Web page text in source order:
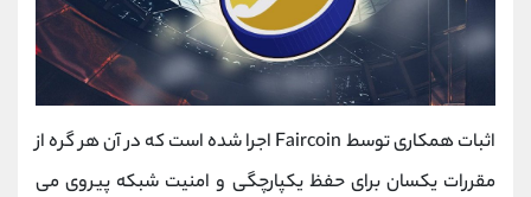
اثبات همکاری توسط Faircoin اجرا شده است که در آن هر گره از
مقررات یکسان برای حفظ یکپارچگی و امنیت شبکه پیروی می